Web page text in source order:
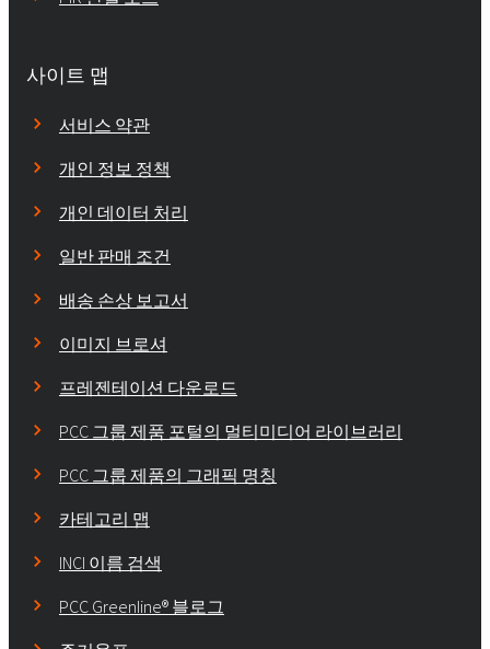
사이트 맵
서비스 약관
개인 정보 정책
개인 데이터 처리
일반 판매 조건
배송 손상 보고서
이미지 브로셔
프레젠테이션 다운로드
PCC 그룹 제품 포털의 멀티미디어 라이브러리
PCC 그룹 제품의 그래픽 명칭
카테고리 맵
INCI 이름 검색
PCC Greenline® 블로그